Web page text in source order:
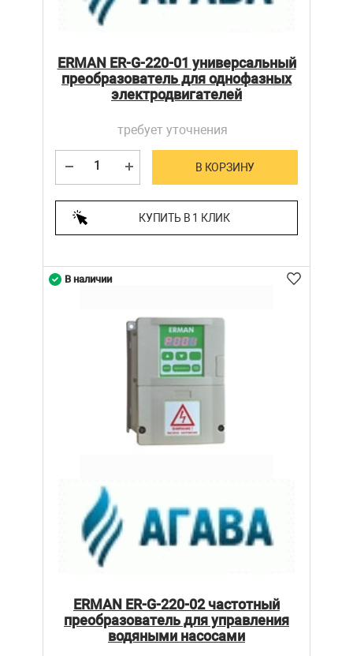
ERMAN ER-G-220-01 универсальный
преобразователь для однофазных
электродвигателей
требует уточнения
В КОРЗИНУ
КУПИТЬ В 1 КЛИК
ERMAN ER-G-220-02 частотный
преобразователь для управления
водяными насосами
В наличии